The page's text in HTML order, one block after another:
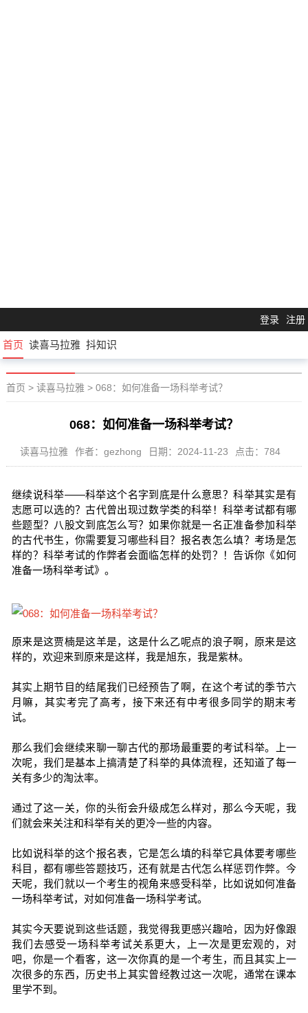
登录 注册
首页 读喜马拉雅 抖知识
首页 > 读喜马拉雅> 068：如何准备一场科举考试？
068：如何准备一场科举考试？
读喜马拉雅 作者：gezhong 日期：2024-11-23 点击：784
继续说科举——科举这个名字到底是什么意思？科举其实是有
志愿可以选的？古代曾出现过数学类的科举！科举考试都有哪
些题型？八股文到底怎么写？如果你就是一名正准备参加科举
的古代书生，你需要复习哪些科目？报名表怎么填？考场是怎
样的？科举考试的作弊者会面临怎样的处罚？！告诉你《如何
准备一场科举考试》。
原来是这贾楠是这羊是，这是什么乙呢点的浪子啊，原来是这
样的，欢迎来到原来是这样，我是旭东，我是紫林。
其实上期节目的结尾我们已经预告了啊，在这个考试的季节六
月嘛，其实考完了高考，接下来还有中考很多同学的期末考
试。
那么我们会继续来聊一聊古代的那场最重要的考试科举。上一
次呢，我们是基本上搞清楚了科举的具体流程，还知道了每一
关有多少的淘汰率。
通过了这一关，你的头衔会升级成怎么样对，那么今天呢，我
们就会来关注和科举有关的更冷一些的内容。
比如说科举的这个报名表，它是怎么填的科举它具体要考哪些
科目，都有哪些答题技巧，还有就是古代怎么样惩罚作弊。今
天呢，我们就以一个考生的视角来感受科举，比如说如何准备
一场科举考试，对如何准备一场科学考试。
其实今天要说到这些话题，我觉得我更感兴趣哈，因为好像跟
我们去感受一场科举考试关系更大，上一次是更宏观的，对
吧，你是一个看客，这一次你真的是一个考生，而且其实上一
次很多的东西，历史书上其实曾经教过这一次呢，通常在课本
里学不到。